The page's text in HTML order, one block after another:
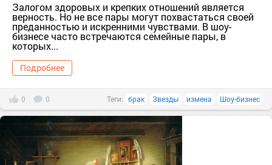
Залогом здоровых и крепких отношений является
верность. Но не все пары могут похвастаться своей
преданностью и искренними чувствами. В шоу-
бизнесе часто встречаются семейные пары, в
которых...
Подробнее
0 0 Теги: брак Звезды измена Шоу-бизнес